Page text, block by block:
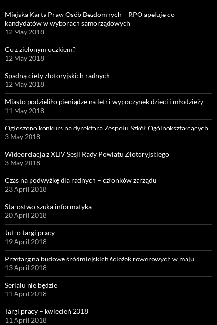
Miejska Karta Praw Osób Bezdomnych – RPO apeluje do
kandydatów w wyborach samorządowych
12 May 2018
Co z zielonym oczkiem?
12 May 2018
Spadną diety złotoryjskich radnych
12 May 2018
Miasto podzieliło pieniądze na letni wypoczynek dzieci i młodzieży
11 May 2018
Ogłoszono konkurs na dyrektora Zespołu Szkół Ogólnokształcących
3 May 2018
Wideorelacja z XLIV Sesji Rady Powiatu Złotoryjskiego
3 May 2018
Czas na podwyżkę dla radnych – członków zarządu
23 April 2018
Starostwo szuka informatyka
20 April 2018
Jutro targi pracy
19 April 2018
Przetarg na budowę śródmiejskich ścieżek rowerowych w maju
13 April 2018
Serialu nie będzie
11 April 2018
Targi pracy – kwiecień 2018
11 April 2018